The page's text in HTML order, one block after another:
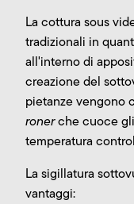
La cottura sous
tradizionali in
all'interno di
creazione del
pietanze vengono
ronerche cuoce
temperatura
La sigillatura
vantaggi: